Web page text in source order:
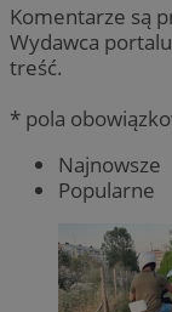
Komentarze są
Wydawca
treść.
* pola
Najnowsze
Popularne